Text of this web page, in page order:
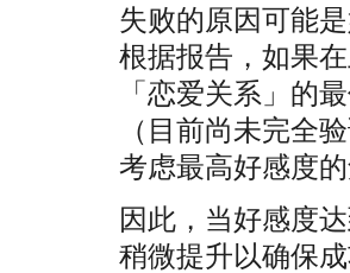
失败的原因可能
根据报告，如果
「恋爱关系」的
（目前尚未完全
考虑最高好感度
因此，当好感度
稍微提升以确保